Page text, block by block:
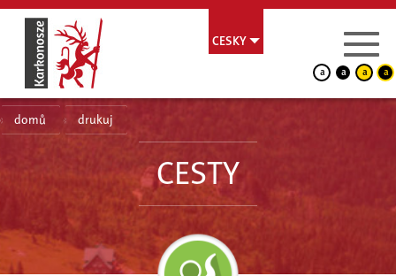
CESKY
a a a a
domů drukuj
CESTY